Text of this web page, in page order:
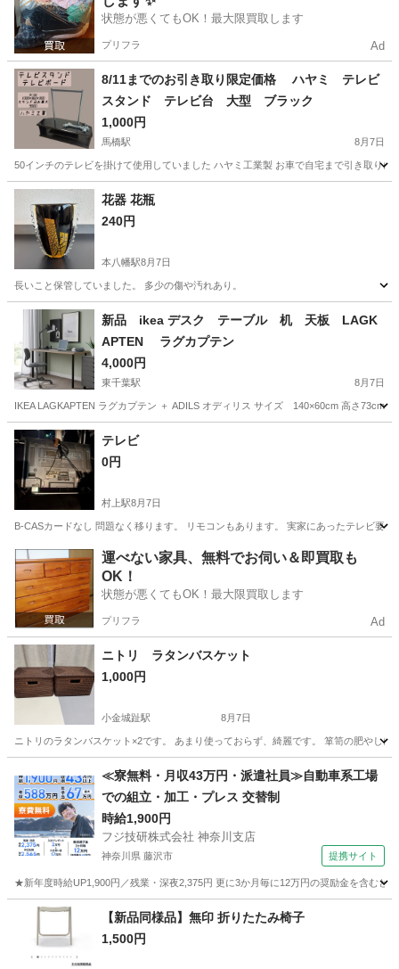
状態が悪くてもOK！最大限買取します
プリフラ Ad
8/11までのお引き取り限定価格 ハヤミ テレビ
スタンド テレビ台 大型 ブラック
1,000円
馬橋駅 8月7日
50インチのテレビを掛けて使用していました ハヤミ工業製 お車で自宅まで引き取り
千葉 松戸市 馬橋駅
花器 花瓶
240円
本八幡駅8月7日
長いこと保管していました。 多少の傷や汚れあり。
千葉 市川市 本八幡駅 インテリア雑貨/小物 花器
新品 ikea デスク テーブル 机 天板 LAGK
APTEN ラグカプテン
4,000円
東千葉駅 8月7日
IKEA LAGKAPTEN ラグカプテン ＋ ADILS オディリス サイズ 140×60cm 高さ73cm
千葉 千葉市 東千葉駅
テレビ
0円
村上駅8月7日
B-CASカードなし 問題なく移ります。 リモコンもあります。 実家にあったテレビ要
千葉 八千代市 村上駅 家具
運べない家具、無料でお伺い＆即買取も
OK！
状態が悪くてもOK！最大限買取します
プリフラ Ad
ニトリ ラタンバスケット
1,000円
小金城趾駅 8月7日
ニトリのラタンバスケット×2です。 あまり使っておらず、綺麗です。 箪笥の肥やし
小金城趾駅 収納家具
≪寮無料・月収43万円・派遣社員≫自動車系工場
での組立・加工・プレス 交替制
時給1,900円
フジ技研株式会社 神奈川支店
神奈川県 藤沢市 提携サイト
★新年度時給UP1,900円／残業・深夜2,375円 更に3か月毎に12万円の奨励金を含む
神奈川 その他
【新品同様品】無印 折りたたみ椅子
1,500円